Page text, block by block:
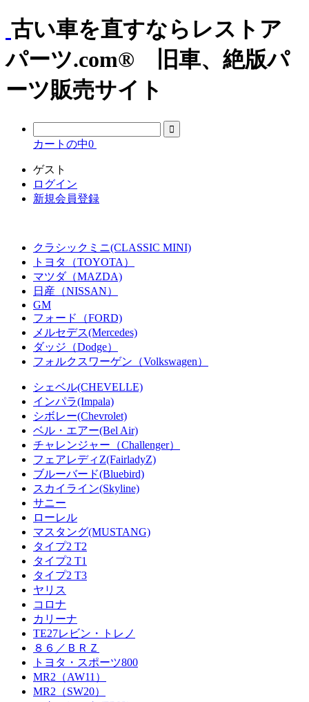
古い車を直すならレストア
パーツ.com® 旧車、絶版パ
ーツ販売サイト
カートの中0
ゲスト
ログイン
新規会員登録
クラシックミニ(CLASSIC MINI)
トヨタ（TOYOTA）
マツダ（MAZDA)
日産（NISSAN）
GM
フォード（FORD)
メルセデス(Mercedes)
ダッジ（Dodge）
フォルクスワーゲン（Volkswagen）
シェベル(CHEVELLE)
インパラ(Impala)
シボレー(Chevrolet)
ベル・エアー(Bel Air)
チャレンジャー（Challenger）
フェアレディZ(FairladyZ)
ブルーバード(Bluebird)
スカイライン(Skyline)
サニー
ローレル
マスタング(MUSTANG)
タイプ2 T2
タイプ2 T1
タイプ2 T3
ヤリス
コロナ
カリーナ
TE27レビン・トレノ
８６／ＢＲＺ
トヨタ・スポーツ800
MR2（AW11）
MR2（SW20）